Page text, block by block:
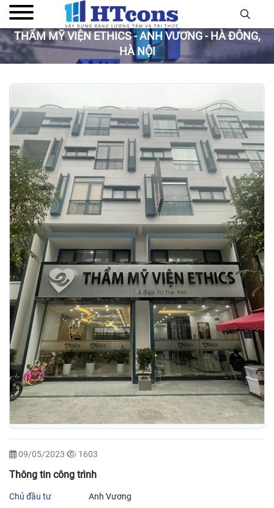
THẨM MỸ VIỆN ETHICS - ANH VƯƠNG - HÀ ĐÔNG,
HÀ NỘI
09/05/2023 1603
Thông tin công trình
Chủ đầu tư Anh Vương